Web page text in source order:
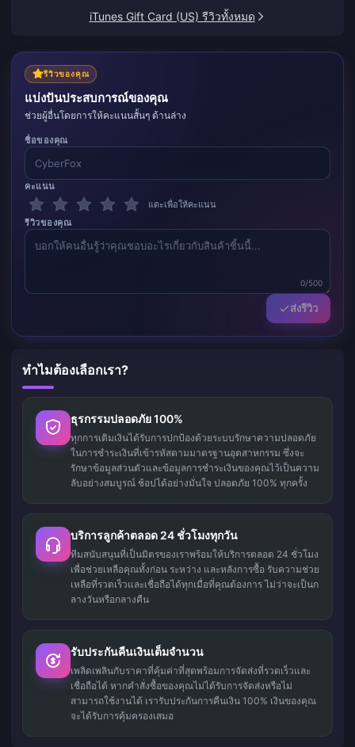
มาก ทุกอย่างราบรื่นดีมาก กลับมาใช้บริการอีกแน่นอนครับ!
iTunes Gift Card (US) รีวิวทั้งหมด
รีวิวของคุณ
แบ่งปันประสบการณ์ของคุณ
ช่วยผู้อื่นโดยการให้คะแนนสั้นๆ ด้านล่าง
ชื่อของคุณ
คะแนน
แตะเพื่อให้คะแนน
รีวิวของคุณ
0/500
ส่งรีวิว
ทำไมต้องเลือกเรา?
ธุรกรรมปลอดภัย 100%
ทุกการเติมเงินได้รับการปกป้องด้วยระบบรักษาความปลอดภัย
ในการชำระเงินที่เข้ารหัสตามมาตรฐานอุตสาหกรรม ซึ่งจะ
รักษาข้อมูลส่วนตัวและข้อมูลการชำระเงินของคุณไว้เป็นความ
ลับอย่างสมบูรณ์ ช้อปได้อย่างมั่นใจ ปลอดภัย 100% ทุกครั้ง
บริการลูกค้าตลอด 24 ชั่วโมงทุกวัน
ทีมสนับสนุนที่เป็นมิตรของเราพร้อมให้บริการตลอด 24 ชั่วโมง
เพื่อช่วยเหลือคุณทั้งก่อน ระหว่าง และหลังการซื้อ รับความช่วย
เหลือที่รวดเร็วและเชื่อถือได้ทุกเมื่อที่คุณต้องการ ไม่ว่าจะเป็นก
ลางวันหรือกลางคืน
รับประกันคืนเงินเต็มจำนวน
เพลิดเพลินกับราคาที่คุ้มค่าที่สุดพร้อมการจัดส่งที่รวดเร็วและ
เชื่อถือได้ หากคำสั่งซื้อของคุณไม่ได้รับการจัดส่งหรือไม่
สามารถใช้งานได้ เรารับประกันการคืนเงิน 100% เงินของคุณ
จะได้รับการคุ้มครองเสมอ